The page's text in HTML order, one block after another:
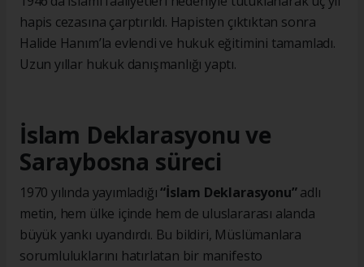
hapis cezasına çarptırıldı. Hapisten çıktıktan sonra
Halide Hanım’la evlendi ve hukuk eğitimini tamamladı.
Uzun yıllar hukuk danışmanlığı yaptı.
İslam Deklarasyonu ve
Saraybosna süreci
1970 yılında yayımladığı“İslam Deklarasyonu”adlı
metin, hem ülke içinde hem de uluslararası alanda
büyük yankı uyandırdı. Bu bildiri, Müslümanlara
sorumluluklarını hatırlatan bir manifesto